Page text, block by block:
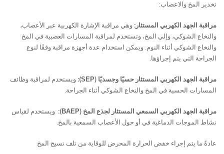
تخدير المخ والاعصاب:
مراقبة الجهد الكهربي المستثار: وهي مراقبة الإشارة الكهربية عبر الأعصاب،
والنخاع الشوكي، وإلي المخ، وتستخدم لمراقبة المسارات العصبية في المخ
والنخاع الشوكي أثناء النوم. ويمكن استخدام عدة أجهزة مراقبة وفقًا لنوع
الجراحة التي يتم إجراؤها.
مراقبة الجهد الكهربي المستثار حسيًا وجسديًا (SEP
): ويستخدم لمراقبة وظائف
المسارات الحسية في المخ والنخاع الشوكي أثناء الجراحة.
مراقبة الجهد الكهربي السمعي المستثار لجذع المخ (BAEP
): ويستخدم لقياس
نشاط الموجات الدماغية في أو حول الأعصاب السمعية بالمخ.
عادةً ما يتم إجراء خفض الحرارة المحرض للوقاية من تلف نسيج المخ